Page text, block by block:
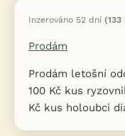
Inzerováno 52 dní (133
Prodám
Prodám letošní
100 Kč kus
Kč kus holoubci